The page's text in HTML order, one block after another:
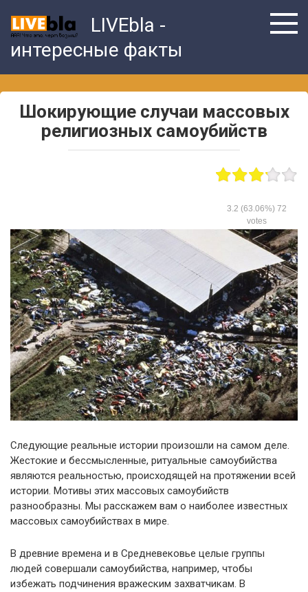
content
LIVEbla -
интересные факты
Шокирующие случаи массовых
религиозных самоубийств
3.2 (63.06%) 72
votes
Следующие реальные истории произошли на самом деле.
Жестокие и бессмысленные, ритуальные самоубийства
являются реальностью, происходящей на протяжении всей
истории. Мотивы этих массовых самоубийств
разнообразны. Мы расскажем вам о наиболее известных
массовых самоубийствах в мире.
В древние времена и в Средневековье целые группы
людей совершали самоубийства, например, чтобы
избежать подчинения вражеским захватчикам. В